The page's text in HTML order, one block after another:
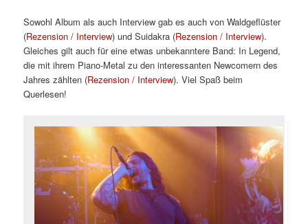
Sowohl Album als auch Interview gab es auch von Waldgeflüster
(Rezension / Interview) und Suidakra (Rezension / Interview).
Gleiches gilt auch für eine etwas unbekanntere Band: In Legend,
die mit ihrem Piano-Metal zu den interessanten Newcomern des
Jahres zählten (Rezension / Interview). Viel Spaß beim
Querlesen!